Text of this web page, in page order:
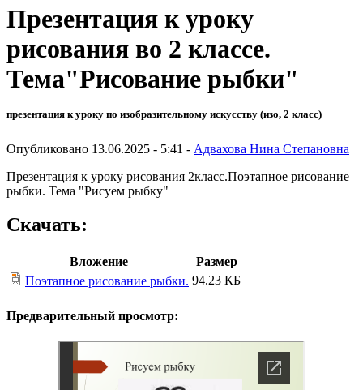
Презентация к уроку
рисования во 2 классе.
Тема"Рисование рыбки"
презентация к уроку по изобразительному искусству (изо, 2 класс)
Опубликовано 13.06.2025 - 5:41 - Адвахова Нина Степановна
Презентация к уроку рисования 2класс.Поэтапное рисование
рыбки. Тема "Рисуем рыбку"
Скачать:
Вложение
Размер
Поэтапное рисование рыбки. 94.23 КБ
Предварительный просмотр: